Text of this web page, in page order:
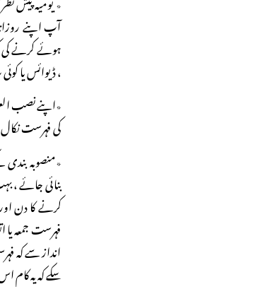
آپ اپنے
ہوئے کرنے
، ڈیوائس یا
٭اپنے نصب
کی فہرست
٭منصوبہ
بنائی جائے ،
کرنے کا دن
فہرست جمعہ
انداز سے کہ
سکے کہ یہ